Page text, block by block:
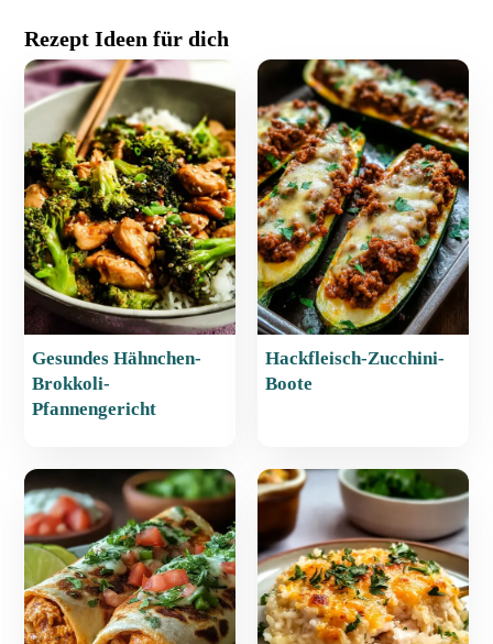
c
e
b
o
o
k
at
s
A
p
p
er
e
st
ai
l
n
Rezept Ideen für dich
Gesundes Hähnchen-
Brokkoli-
Pfannengericht
Hackfleisch-Zucchini-
Boote